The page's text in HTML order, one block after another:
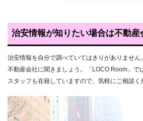
治安情報が知りたい場合は不動産
治安情報を自分で調べていてはきりがありません
不動産会社に聞きましょう。「LOCO Room」で
スタッフも在籍していますので、気軽にご相談く